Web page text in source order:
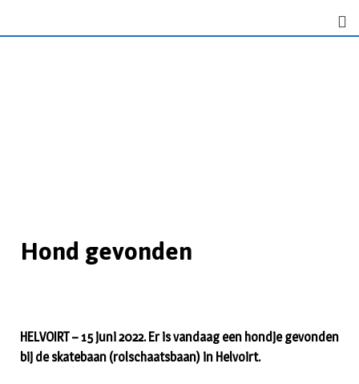
Hond gevonden
HELVOIRT – 15 juni 2022. Er is vandaag een hondje gevonden
bij de skatebaan (rolschaatsbaan) in Helvoirt.